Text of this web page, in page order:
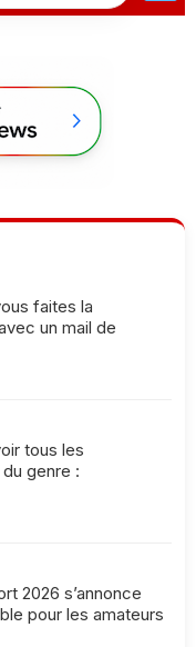
faites la
un mail de
tous les
genre :
2026 s’annonce
pour les amateurs